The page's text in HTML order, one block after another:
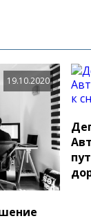
19.10.2020